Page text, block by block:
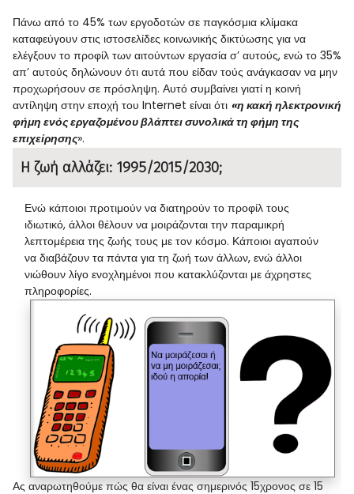
Πάνω από το 45% των εργοδοτών σε παγκόσμια κλίμακα
καταφεύγουν στις ιστοσελίδες κοινωνικής δικτύωσης για να
ελέγξουν το προφίλ των αιτούντων εργασία σ’ αυτούς, ενώ το 35%
απ’ αυτούς δηλώνουν ότι αυτά που είδαν τούς ανάγκασαν να μην
προχωρήσουν σε πρόσληψη. Αυτό συμβαίνει γιατί η κοινή
αντίληψη στην εποχή του Internet είναι ότι «η κακή ηλεκτρονική
φήμη ενός εργαζομένου βλάπτει συνολικά τη φήμη της
επιχείρησης».
Η ζωή αλλάζει: 1995/2015/2030;
Ενώ κάποιοι προτιμούν να διατηρούν το προφίλ τους
ιδιωτικό, άλλοι θέλουν να μοιράζονται την παραμικρή
λεπτομέρεια της ζωής τους με τον κόσμο. Κάποιοι αγαπούν
να διαβάζουν τα πάντα για τη ζωή των άλλων, ενώ άλλοι
νιώθουν λίγο ενοχλημένοι που κατακλύζονται με άχρηστες
πληροφορίες.
Ας αναρωτηθούμε πώς θα είναι ένας σημερινός 15χρονος σε 15